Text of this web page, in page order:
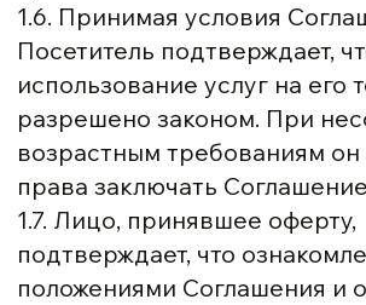
1.6. Принимая условия
Посетитель подтверждает,
использование услуг на его
разрешено законом. При
возрастным требованиям он
права заключать
1.7. Лицо, принявшее оферту,
подтверждает, что
положениями Соглашения и